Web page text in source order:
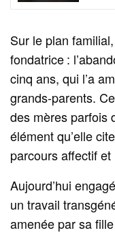
Sur le plan
fondatrice :
cinq ans, qui l’a
grands‑parents.
des mères parfois
élément qu’elle
parcours affectif
Aujourd’hui
un travail
amenée par sa